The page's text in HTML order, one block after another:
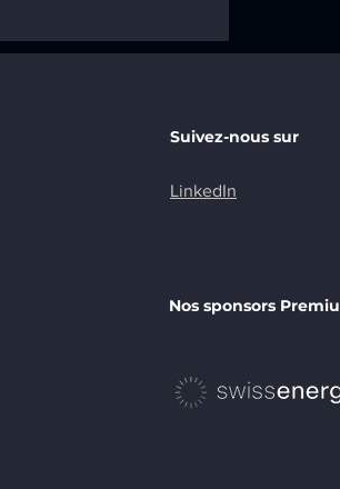
Suivez-nous sur
LinkedIn
Nos sponsors